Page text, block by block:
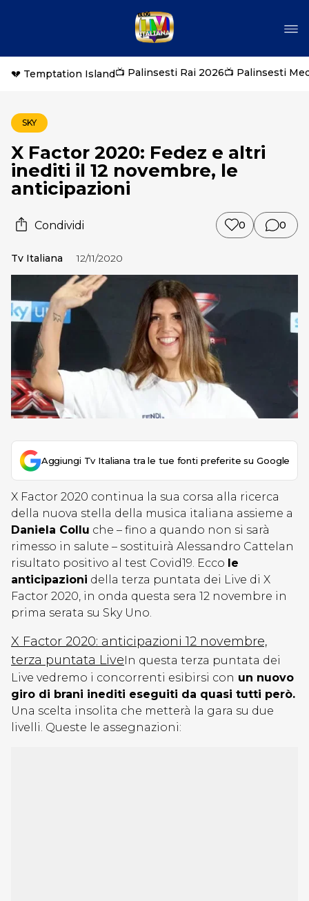
💔 Temptation Island📺 Palinsesti Rai 2026📺 Palinsesti
SKY
X Factor 2020: Fedez e altri
inediti il 12 novembre, le
anticipazioni
Condividi 0 0
Tv Italiana 12/11/2020
Aggiungi Tv Italiana tra le tue fonti preferite su Google
X Factor 2020 continua la sua corsa alla ricerca
della nuova stella della musica italiana assieme a
Daniela Collu che – fino a quando non si sarà
rimesso in salute – sostituirà Alessandro Cattelan
risultato positivo al test Covid19. Ecco le
anticipazioni della terza puntata dei Live di X
Factor 2020, in onda questa sera 12 novembre in
prima serata su Sky Uno.
X Factor 2020: anticipazioni 12 novembre,
terza puntata LiveIn questa terza puntata dei
Live vedremo i concorrenti esibirsi con un nuovo
giro di brani inediti eseguiti da quasi tutti però.
Una scelta insolita che metterà la gara su due
livelli. Queste le assegnazioni: